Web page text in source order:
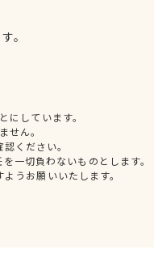
。
しています。
せん。
ください。
一切負わないものとします。
うお願いいたします。